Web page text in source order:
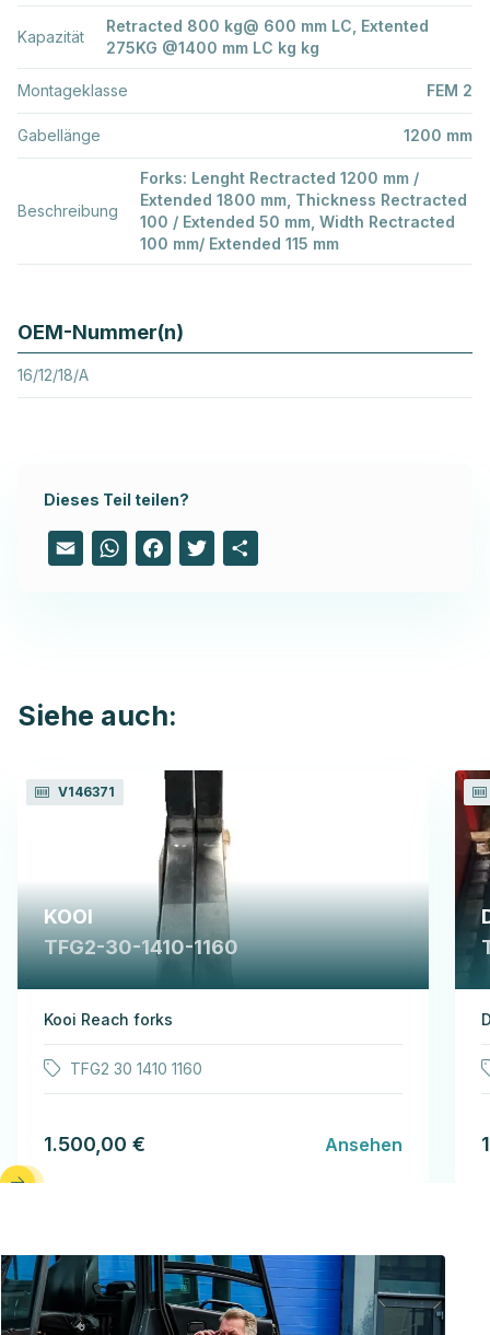
Kapazität
Retracted 800 kg@ 600 mm LC, Extented
275KG @1400 mm LC kg kg
Montageklasse FEM 2
Gabellänge 1200 mm
Beschreibung
Forks: Lenght Rectracted 1200 mm /
Extended 1800 mm, Thickness Rectracted
100 / Extended 50 mm, Width Rectracted
100 mm/ Extended 115 mm
OEM-Nummer(n)
16/12/18/A
Dieses Teil teilen?
Email WhatsAppFacebook
Twitter
Siehe auch:
V146371
KOOI
TFG2-30-1410-1160
Kooi Reach forks
TFG2 30 1410 1160
1.500,00 € Ansehen